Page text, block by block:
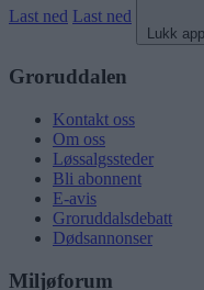
Last ned Last ned
Lukk
Groruddalen
Kontakt oss
Om oss
Løssalgssteder
Bli abonnent
E-avis
Groruddalsdebatt
Dødsannonser
Miljøforum